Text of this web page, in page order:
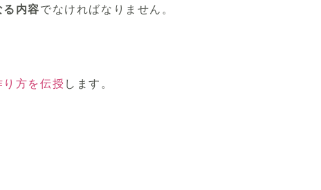
る内容でなければなりません。
方を伝授 します。